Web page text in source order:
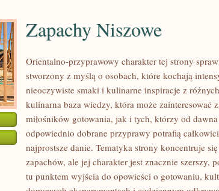
Zapachy Niszowe
Orientalno-przyprawowy charakter tej strony
stworzony z myślą o osobach, które kochają
nieoczywiste smaki i kulinarne inspiracje z
kulinarna baza wiedzy, która może zainteresować
miłośników gotowania, jak i tych, którzy od
odpowiednio dobrane przyprawy potrafią
najprostsze danie. Tematyka strony koncentruje
zapachów, ale jej charakter jest znacznie szerszy,
tu punktem wyjścia do opowieści o gotowaniu,